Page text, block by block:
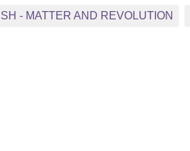
- MATTER AND REVOLUTION